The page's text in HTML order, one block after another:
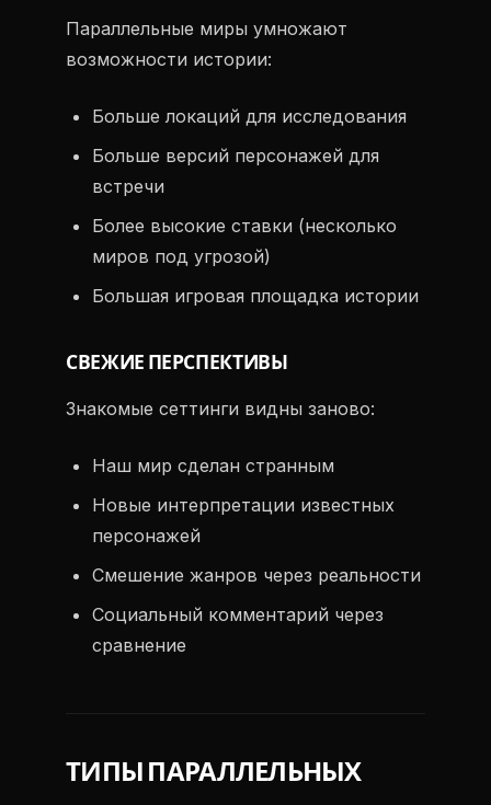
Параллельные миры умножают
возможности истории:
Больше локаций для исследования
Больше версий персонажей для
встречи
Более высокие ставки (несколько
миров под угрозой)
Большая игровая площадка истории
СВЕЖИЕ ПЕРСПЕКТИВЫ
Знакомые сеттинги видны заново:
Наш мир сделан странным
Новые интерпретации известных
персонажей
Смешение жанров через реальности
Социальный комментарий через
сравнение
ТИПЫ ПАРАЛЛЕЛЬНЫХ